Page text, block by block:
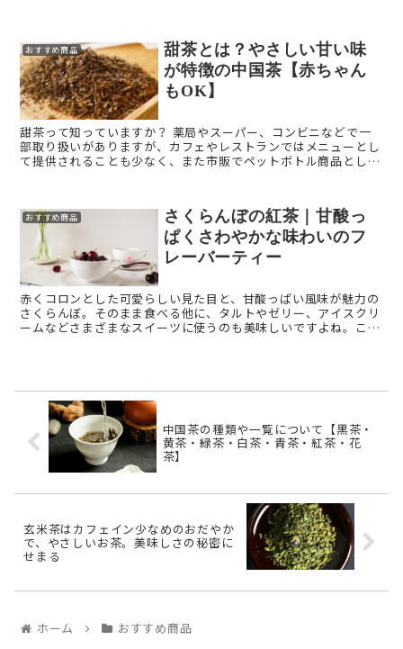
おすすめ商品
甜茶とは？やさしい甘い味
が特徴の中国茶【赤ちゃん
もOK】
甜茶って知っていますか？ 薬局やスーパー、コンビニなどで一
部取り扱いがありますが、カフェやレストランではメニューとし
て提供されることも少なく、また市販でペットボトル商品として
おすすめ商品
さくらんぼの紅茶｜甘酸っ
ぱくさわやかな味わいのフ
レーバーティー
赤くコロンとした可愛らしい見た目と、甘酸っぱい風味が魅力の
さくらんぼ。そのまま食べる他に、タルトやゼリー、アイスクリ
ームなどさまざまなスイーツに使うのも美味しいですよね。この
中国茶の種類や一覧について【黒茶・
黄茶・緑茶・白茶・青茶・紅茶・花
茶】
玄米茶はカフェイン少なめのおだやか
で、やさしいお茶。美味しさの秘密に
せまる
ホーム おすすめ商品